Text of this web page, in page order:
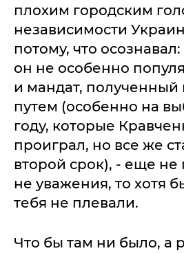
плохим городским
независимости
потому, что
он не особенно
и мандат, полученный
путем (особенно на
году, которые
проиграл, но все же
второй срок), - еще не
не уважения, то хотя
тебя не плевали.
Что бы там ни было, а